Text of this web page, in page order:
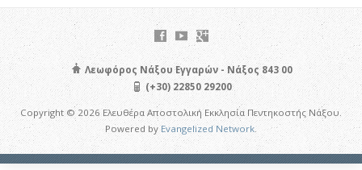
Λεωφόρος Νάξου Εγγαρών - Νάξος 843 00
(+30) 22850 29200
Copyright © 2026 Ελευθέρα Αποστολική Εκκλησία Πεντηκοστής Νάξου.
Powered byEvangelized Network.